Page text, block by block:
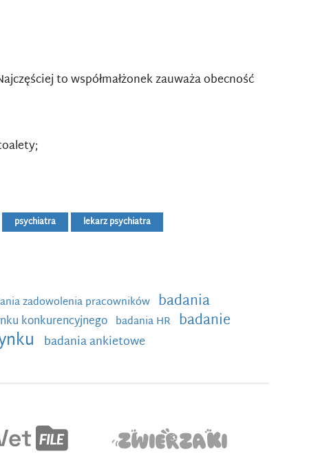
to współmałżonek zauważa obecność
psychiatra lekarz psychiatra
zadowolenia pracowników badania
konkurencyjnego badania HR badanie
badania ankietowe